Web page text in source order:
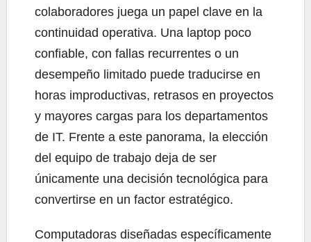
colaboradores juega un papel clave en la
continuidad operativa. Una laptop poco
confiable, con fallas recurrentes o un
desempeño limitado puede traducirse en
horas improductivas, retrasos en proyectos
y mayores cargas para los departamentos
de IT. Frente a este panorama, la elección
del equipo de trabajo deja de ser
únicamente una decisión tecnológica para
convertirse en un factor estratégico.
Computadoras diseñadas específicamente